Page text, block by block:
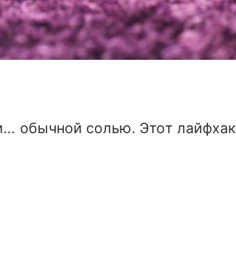
обычной солью. Этот лайфхак